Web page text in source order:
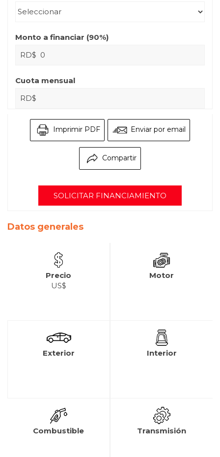
Monto a financiar (90%)
RD$
Cuota mensual
RD$
Imprimir PDF Enviar por email
Compartir
SOLICITAR FINANCIAMIENTO
Datos generales
Precio
US$
Motor
Exterior Interior
Combustible Transmisión